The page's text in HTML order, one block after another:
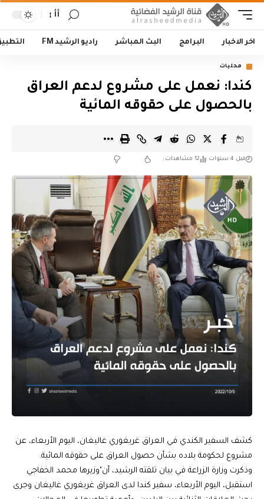
أأ
اخر الاخبار البرامج البث المباشر راديو الرشيد FM
محليات
كندا: نعمل على مشروع لدعم العراق
بالحصول على حقوقه المائية
قبل 4 سنوات 12 مشاهدات
كشف السفير الكندي في العراق غريغوري غاليغان، اليوم الأربعاء، عن
مشروع لحكومة بلاده بشأن حصول العراق على حقوقه المائية.
وذكرت وزارة الزراعة في بيان تلقته الرشيد، أن"وزيرها محمد الخفاجي
استقبل، اليوم الأربعاء، سفير كندا لدى العراق غريغوري غاليغان وجرى